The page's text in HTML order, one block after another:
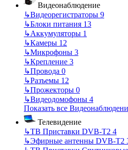
Видеонаблюдение
↳Видеорегистраторы 9
↳Блоки питания 13
↳Аккумуляторы 1
↳Камеры 12
↳Микрофоны 3
↳Крепление 3
↳Провода 0
↳Разъемы 12
↳Прожекторы 0
↳Видеодомофоны 4
Показать все
Телевидение
↳ТВ Приставки DVB-T2 4
↳Эфирные антенны DVB-T2